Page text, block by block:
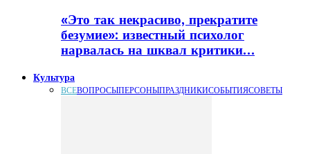
«Это так некрасиво, прекратите
безумие»: известный психолог
нарвалась на шквал критики…
Культура
ВСЕВОПРОСЫПЕРСОНЫПРАЗДНИКИСОБЫТИЯСОВЕТЫ